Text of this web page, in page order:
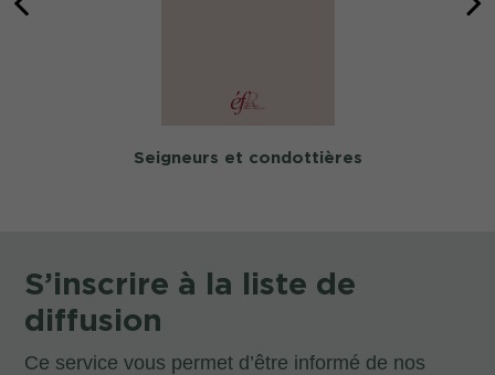
Seigneurs et condottières
S’inscrire à la liste de
diffusion
Ce service vous permet d’être informé de nos